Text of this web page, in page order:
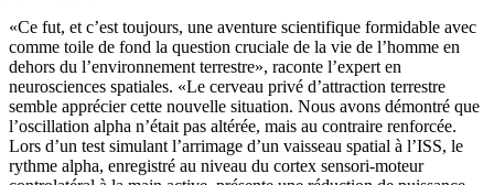
«Ce fut, et c’est toujours, une aventure scientifique formidable avec
comme toile de fond la question cruciale de la vie de l’homme en
dehors du l’environnement terrestre», raconte l’expert en
neurosciences spatiales. «Le cerveau privé d’attraction terrestre
semble apprécier cette nouvelle situation. Nous avons démontré que
l’oscillation alpha n’était pas altérée, mais au contraire renforcée.
Lors d’un test simulant l’arrimage d’un vaisseau spatial à l’ISS, le
rythme alpha, enregistré au niveau du cortex sensori-moteur